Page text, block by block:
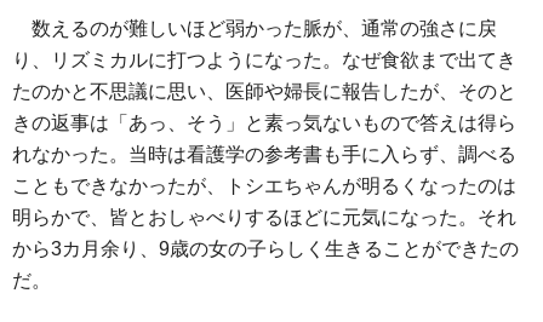
数えるのが難しいほど弱かった脈が、通常の強さに戻
り、リズミカルに打つようになった。なぜ食欲まで出てき
たのかと不思議に思い、医師や婦長に報告したが、そのと
きの返事は「あっ、そう」と素っ気ないもので答えは得ら
れなかった。当時は看護学の参考書も手に入らず、調べる
こともできなかったが、トシエちゃんが明るくなったのは
明らかで、皆とおしゃべりするほどに元気になった。それ
から3カ月余り、9歳の女の子らしく生きることができたの
だ。